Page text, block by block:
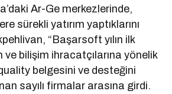
Ar-Ge merkezlerinde,
sürekli yatırım yaptıklarını
“Başarsoft yılın ilk
ve bilişim ihracatçılarına yönelik
belgesini ve desteğini
sayılı firmalar arasına girdi.